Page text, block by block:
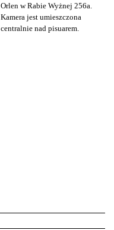
Orlen w Rabie Wyżnej 256a.
Kamera jest umieszczona
centralnie nad pisuarem.